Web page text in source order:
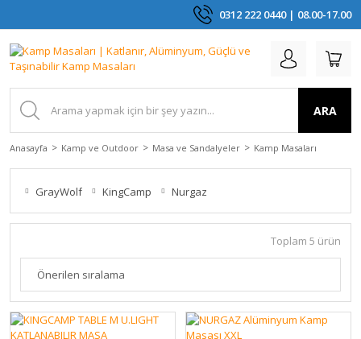
0312 222 0440 | 08.00-17.00
ARA
Anasayfa Kamp ve Outdoor Masa ve Sandalyeler Kamp Masaları
GrayWolf KingCamp Nurgaz
Toplam 5 ürün